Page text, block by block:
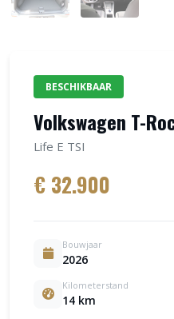
BESCHIKBAAR
Volkswagen T-
Life E TSI
€ 32.900
Bouwjaar
2026
Kilometerstand
14 km